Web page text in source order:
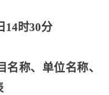
14时30分
称、单位名称、